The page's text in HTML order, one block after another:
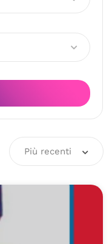
Più recenti